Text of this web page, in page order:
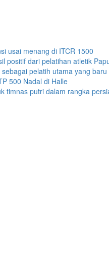
usai menang di ITCR 1500
positif dari pelatihan atletik
pelatih utama yang baru
500 Nadal di Halle
timnas putri dalam rangka